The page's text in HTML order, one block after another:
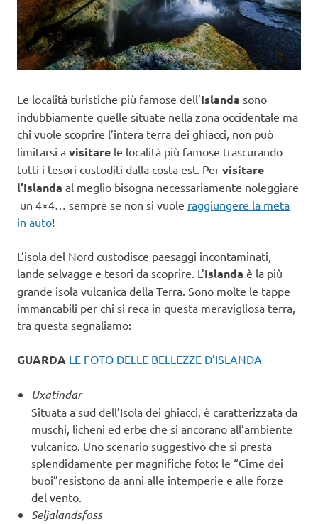
Le località turistiche più famose dell’Islanda sono
indubbiamente quelle situate nella zona occidentale ma
chi vuole scoprire l’intera terra dei ghiacci, non può
limitarsi a visitare le località più famose trascurando
tutti i tesori custoditi dalla costa est. Per visitare
l’Islanda al meglio bisogna necessariamente noleggiare
un 4×4… sempre se non si vuole raggiungere la meta
in auto!
L’isola del Nord custodisce paesaggi incontaminati,
lande selvagge e tesori da scoprire. L’Islanda è la più
grande isola vulcanica della Terra. Sono molte le tappe
immancabili per chi si reca in questa meravigliosa terra,
tra questa segnaliamo:
GUARDA LE FOTO DELLE BELLEZZE D’ISLANDA
Uxatindar
Situata a sud dell’Isola dei ghiacci, è caratterizzata da
muschi, licheni ed erbe che si ancorano all’ambiente
vulcanico. Uno scenario suggestivo che si presta
splendidamente per magnifiche foto: le “Cime dei
buoi”resistono da anni alle intemperie e alle forze
del vento.
Seljalandsfoss